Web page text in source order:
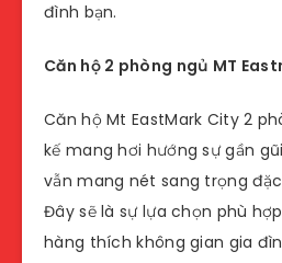
đình bạn.
Căn hộ 2 phòng ngủ MT
Căn hộ Mt EastMark City 2
kế mang hơi hướng sự gần
vẫn mang nét sang trọng
Đây sẽ là sự lựa chọn phù
hàng thích không gian gia